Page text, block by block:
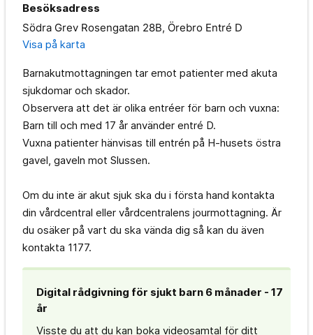
Besöksadress
Södra Grev Rosengatan 28B, Örebro Entré D
Visa på karta
Barnakutmottagningen tar emot patienter med akuta
sjukdomar och skador.
Observera att det är olika entréer för barn och vuxna:
Barn till och med 17 år använder entré D.
Vuxna patienter hänvisas till entrén på H-husets östra
gavel, gaveln mot Slussen.
Om du inte är akut sjuk ska du i första hand kontakta
din vårdcentral eller vårdcentralens jourmottagning. Är
du osäker på vart du ska vända dig så kan du även
kontakta 1177.
Digital rådgivning för sjukt barn 6 månader - 17
år
Visste du att du kan boka videosamtal för ditt